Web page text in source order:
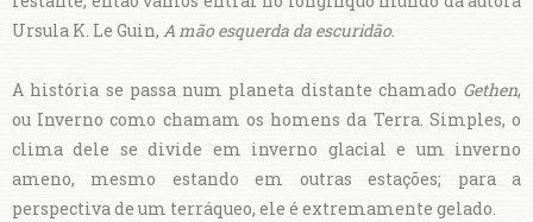
Ursula K. Le Guin, A mão esquerda da escuridão.
A história se passa num planeta distante chamado Gethen,
ou Inverno como chamam os homens da Terra. Simples, o
clima dele se divide em inverno glacial e um inverno
ameno, mesmo estando em outras estações; para a
perspectiva de um terráqueo, ele é extremamente gelado.